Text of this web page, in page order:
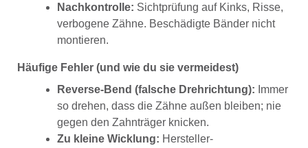
Nachkontrolle: Sichtprüfung auf Kinks, Risse,
verbogene Zähne. Beschädigte Bänder nicht
montieren.
Häufige Fehler (und wie du sie vermeidest)
Reverse-Bend (falsche Drehrichtung): Immer
so drehen, dass die Zähne außen bleiben; nie
gegen den Zahnträger knicken.
Zu kleine Wicklung: Hersteller-